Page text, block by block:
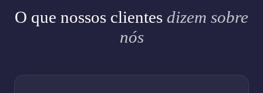
O que nossos clientes dizem sobre
nós